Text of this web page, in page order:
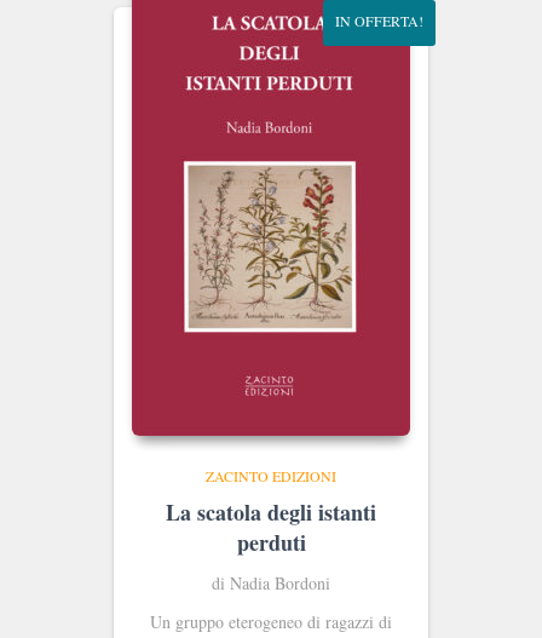
IN OFFERTA!
ZACINTO EDIZIONI
La scatola degli istanti
perduti
di Nadia Bordoni
Un gruppo eterogeneo di ragazzi di